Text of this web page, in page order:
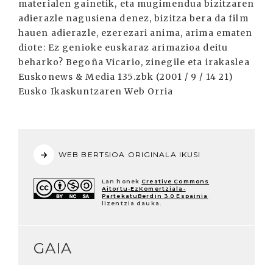
WEB BERTSIOA ORIGINALA IKUSI
Lan honek Creative Commons
Aitortu-EzKomertziala-
PartekatuBerdin 3.0 Espainia
lizentzia dauka.
GAIA